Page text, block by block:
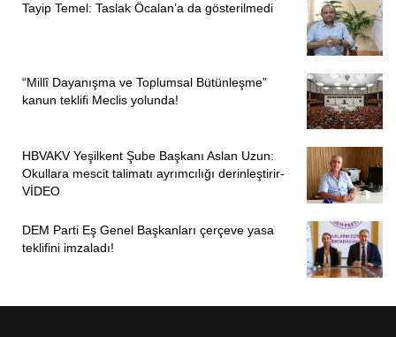
Tayip Temel: Taslak Öcalan’a da gösterilmedi
“Millî Dayanışma ve Toplumsal Bütünleşme”
kanun teklifi Meclis yolunda!
HBVAKV Yeşilkent Şube Başkanı Aslan Uzun:
Okullara mescit talimatı ayrımcılığı derinleştirir-
VİDEO
DEM Parti Eş Genel Başkanları çerçeve yasa
teklifini imzaladı!